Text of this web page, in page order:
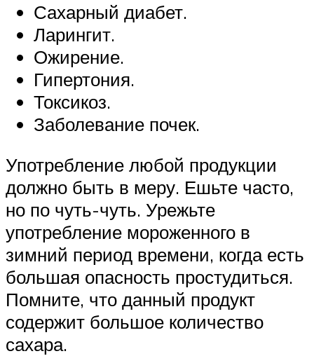
Сахарный диабет.
Ларингит.
Ожирение.
Гипертония.
Токсикоз.
Заболевание почек.
Употребление любой продукции
должно быть в меру. Ешьте часто,
но по чуть-чуть. Урежьте
употребление мороженного в
зимний период времени, когда есть
большая опасность простудиться.
Помните, что данный продукт
содержит большое количество
сахара.